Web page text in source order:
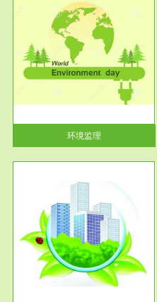
环境监理
服务范围
VOCs在线监测
根据《重点区域大气污染防
治“十二五”规划》有机废气净化
率达...
服务范围
政府/园区级VOCs综合管控服务
根据《石化行业挥发性有机物综
合整治方案》文件要求，到2017